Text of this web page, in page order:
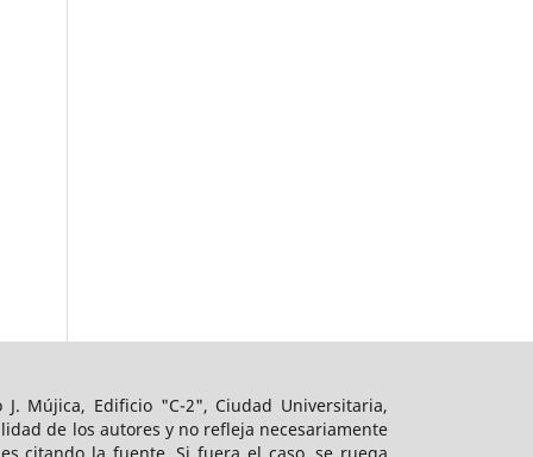
Mújica, Edificio "C-2", Ciudad Universitaria,
de los autores y no refleja necesariamente